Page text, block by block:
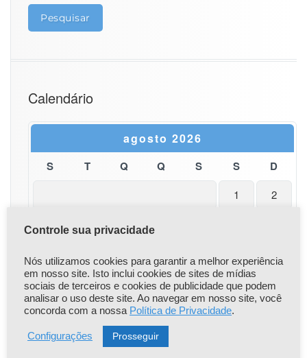
R
Calendário
agosto 2026
S T Q Q S S D
1 2
3 4 5
10 11 12 13 14 15 16
17 18 19 20 21 22 23
24 25 26 27 28 29
Controle sua privacidade
Nós utilizamos cookies para garantir a melhor experiência
em nosso site. Isto inclui cookies de sites de mídias
sociais de terceiros e cookies de publicidade que podem
analisar o uso deste site. Ao navegar em nosso site, você
concorda com a nossa Política de Privacidade.
Configurações Prosseguir